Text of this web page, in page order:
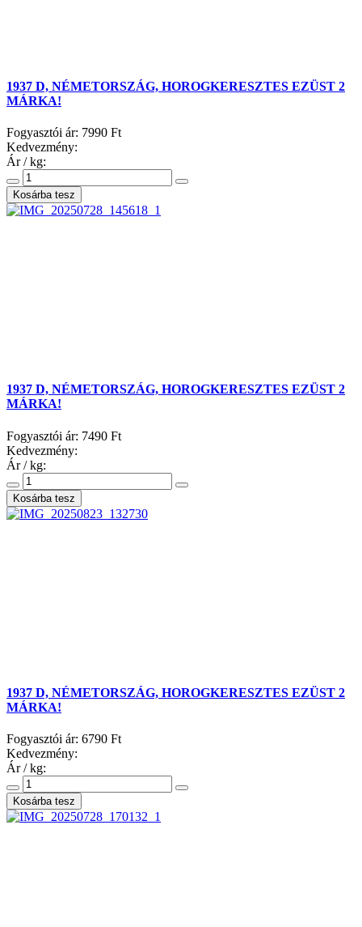
1937 D, NÉMETORSZÁG, HOROGKERESZTES EZÜST 2
MÁRKA!
Fogyasztói ár: 7990 Ft
Kedvezmény:
Ár / kg:
1937 D, NÉMETORSZÁG, HOROGKERESZTES EZÜST 2
MÁRKA!
Fogyasztói ár: 7490 Ft
Kedvezmény:
Ár / kg:
1937 D, NÉMETORSZÁG, HOROGKERESZTES EZÜST 2
MÁRKA!
Fogyasztói ár: 6790 Ft
Kedvezmény:
Ár / kg: